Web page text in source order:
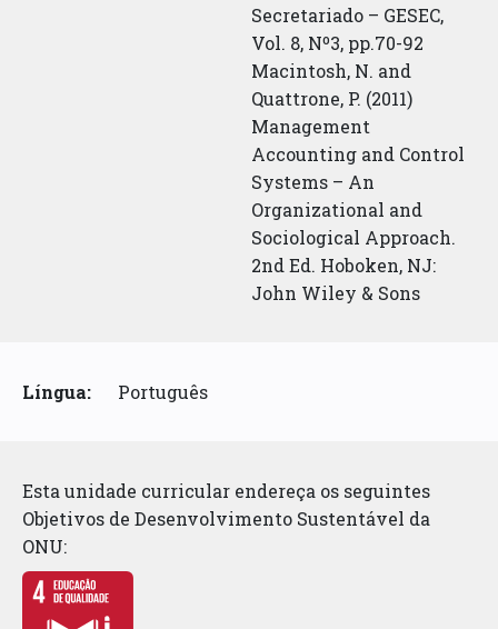
Secretariado – GESEC,
Vol. 8, Nº3, pp.70-92
Macintosh, N. and
Quattrone, P. (2011)
Management
Accounting and Control
Systems – An
Organizational and
Sociological Approach.
2nd Ed. Hoboken, NJ:
John Wiley & Sons
Língua: Português
Esta unidade curricular endereça os seguintes
Objetivos de Desenvolvimento Sustentável da
ONU: